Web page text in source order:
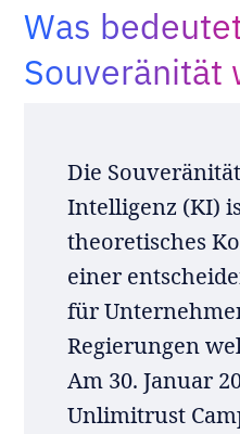
Adopt AI
Suche
nach:
Was
Souveränität
Die
Intelligenz (KI)
theoretisches
einer
für
Regierungen
Am 30. Januar
Unlimitrust